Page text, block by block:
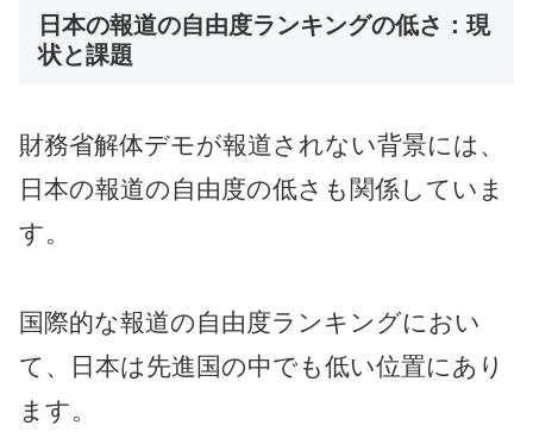
日本の報道の自由度ランキングの低さ：現
状と課題
財務省解体デモが報道されない背景には、
日本の報道の自由度の低さも関係していま
す。
国際的な報道の自由度ランキングにおい
て、日本は先進国の中でも低い位置にあり
ます。